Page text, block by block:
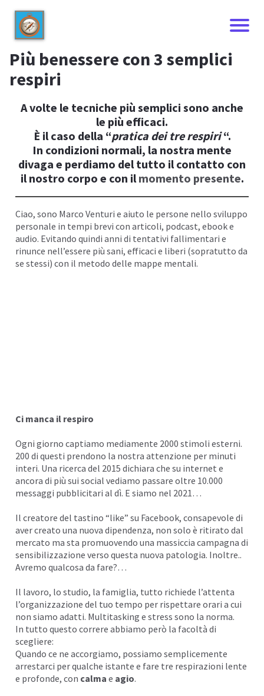
Più benessere con 3 semplici
respiri
A volte le tecniche più semplici sono anche
le più efficaci.
È il caso della “pratica dei tre respiri“.
In condizioni normali, la nostra mente
divaga e perdiamo del tutto il contatto con
il nostro corpo e con ilmomento presente.
Ciao, sono Marco Venturi e aiuto le persone nello sviluppo
personale in tempi brevi con articoli, podcast, ebooke
audio. Evitando quindi anni di tentativi fallimentari e
rinunce nell’essere più sani, efficaci e liberi (sopratutto da
se stessi) con il metodo delle mappe mentali.
Ci manca il respiro
Ogni giorno captiamo mediamente 2000 stimoli esterni.
200 di questi prendono la nostra attenzione per minuti
interi. Una ricerca del 2015 dichiara che su internet e
ancora di più sui social vediamo passare oltre 10.000
messaggi pubblicitari al dì. E siamo nel 2021…
Il creatore del tastino “like” su Facebook, consapevole di
aver creato una nuova dipendenza, non solo è ritirato dal
mercato ma sta promuovendo una massiccia campagna di
sensibilizzazione verso questa nuova patologia. Inoltre..
Avremo qualcosa da fare?…
Il lavoro, lo studio, la famiglia, tutto richiede l’attenta
l’organizzazione del tuo tempo per rispettare orari a cui
non siamo adatti. Multitasking e stress sono la norma.
In tutto questo correre abbiamo però la facoltà di
scegliere:
Quando ce ne accorgiamo, possiamo semplicemente
arrestarci per qualche istante e fare tre respirazioni lente
e profonde, con calma e agio.